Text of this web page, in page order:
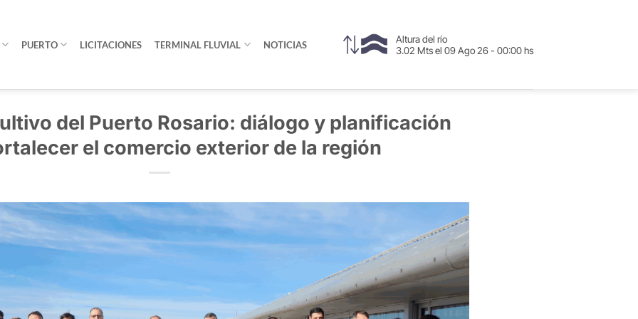
PUERTO LICITACIONES TERMINAL FLUVIAL NOTICIAS
Altura del río
3.02 Mts el 09 Ago 26 - 00:00 hs
del Puerto Rosario: diálogo y planificación
el comercio exterior de la región